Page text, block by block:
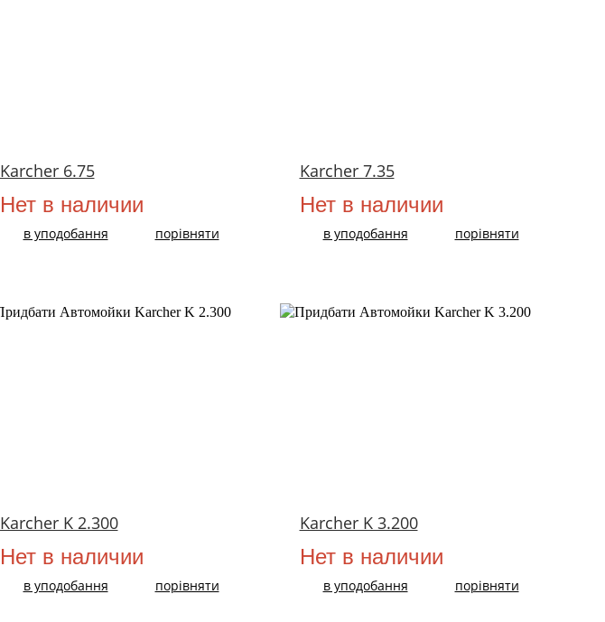
Karcher 6.75
Нет в наличии
в уподобання порівняти
Karcher 7.35
Нет в наличии
в уподобання порівняти
Karcher K 2.300
Нет в наличии
в уподобання порівняти
Karcher K 3.200
Нет в наличии
в уподобання порівняти